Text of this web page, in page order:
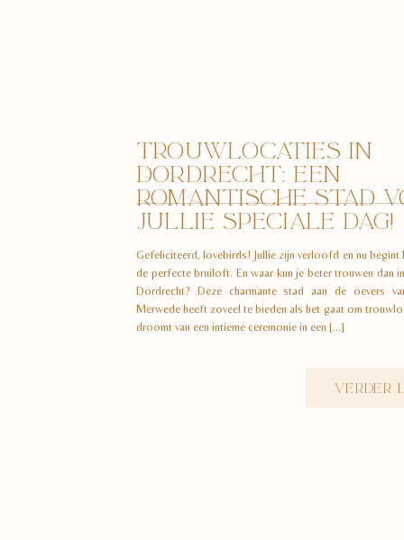
VERDER
Gefeliciteerd, lovebirds! Jullie zijn verloofd en nu begint
de perfecte bruiloft. En waar kun je beter trouwen dan
Dordrecht? Deze charmante stad aan de oevers
Merwede heeft zoveel te bieden als het gaat om
droomt van een intieme ceremonie in een […]
TROUWLOCATIES IN
DORDRECHT: EEN
ROMANTISCHE STAD
JULLIE SPECIALE DAG!